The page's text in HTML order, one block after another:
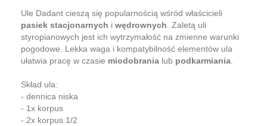
Ule Dadant cieszą się popularnością wśród właścicieli
pasiek stacjonarnych i wędrownych . Zaletą uli
styropianowych jest ich wytrzymałość na zmienne warunki
pogodowe. Lekka waga i kompatybilność elementów ula
ułatwia pracę w czasie miodobrania lub podkarmiania
Skład ula:
- dennica niska
- 1x korpus
- 2x korpus 1/2